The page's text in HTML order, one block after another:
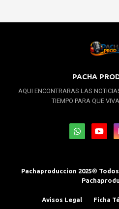
PACHA
AQUI ENCONTRARAS LAS
TIEMPO PARA QUE
Pachaproduccion 2025©
Avisos Legal Ficha